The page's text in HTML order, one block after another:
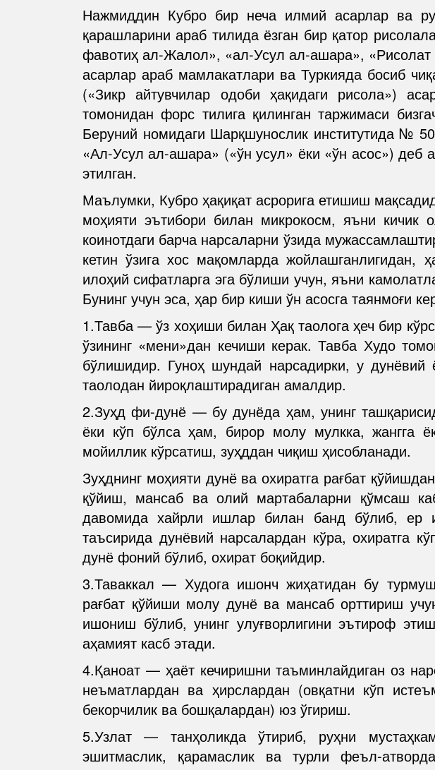
Нажмиддин Кубро бир неча илмий асарлар ва
қарашларини араб тилида ёзган бир қатор
фавотиҳ ал-Жалол», «ал-Усул ал-ашара»,
асарлар араб мамлакатлари ва Туркияда босиб
(«Зикр айтувчилар одоби ҳақидаги рисола»)
томонидан форс тилига қилинган таржимаси
Беруний номидаги Шарқшунослик институтида №
«Ал-Усул ал-ашара» («ўн усул» ёки «ўн асос») деб
этилган.
Маълумки, Кубро ҳақиқат асрорига етишиш
моҳияти эътибори билан микрокосм, яъни кичик
коинотдаги барча нарсаларни ўзида
кетин ўзига хос мақомларда жойлашганлигидан,
илоҳий сифатларга эга бўлиши учун, яъни
Бунинг учун эса, ҳар бир киши ўн асосга таянмоғи
1.Тавба — ўз хоҳиши билан Ҳақ таолога ҳеч бир
ўзининг «мени»дан кечиши керак. Тавба Худо
бўлишидир. Гуноҳ шундай нарсадирки, у дунёвий
таолодан йироқлаштирадиган амалдир.
2.Зуҳд фи-дунё — бу дунёда ҳам, унинг
ёки кўп бўлса ҳам, бирор молу мулкка, жангга
мойиллик кўрсатиш, зуҳддан чиқиш ҳисобланади.
Зуҳднинг моҳияти дунё ва охиратга рағбат
қўйиш, мансаб ва олий мартабаларни қўмсаш
давомида хайрли ишлар билан банд бўлиб,
таъсирида дунёвий нарсалардан кўра, охиратга
дунё фоний бўлиб, охират боқийдир.
3.Таваккал — Худога ишонч жиҳатидан бу
рағбат қўйиши молу дунё ва мансаб орттириш
ишониш бўлиб, унинг улуғворлигини эътироф
аҳамият касб этади.
4.Қаноат — ҳаёт кечиришни таъминлайдиган оз
неъматлардан ва ҳирслардан (овқатни кўп
бекорчилик ва бошқалардан) юз ўгириш.
5.Узлат — танҳоликда ўтириб, руҳни
эшитмаслик, қарамаслик ва турли феъл-